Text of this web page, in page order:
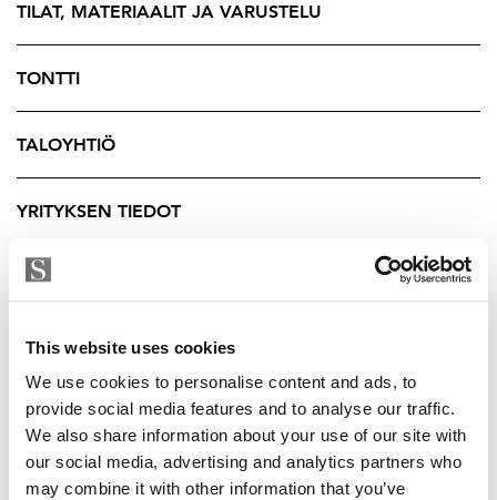
This website uses cookies
We use cookies to personalise content and ads, to
provide social media features and to analyse our traffic.
We also share information about your use of our site with
our social media, advertising and analytics partners who
may combine it with other information that you’ve
aktiiviselle ihmiselle, joka arvostaa luonnon läsnäoloa.
Rauhallisella ja lapsiystävällisellä alueella viihdyt
varmasti.
Kysy lisätietoja välittäjältä.
Tuukka Hakkarainen
Ylempi Kiinteistönvälittäjä, YKV LKV
040 174 3010 – tuukka.hakkarainen@strand.fi
TILAT, MATERIAALIT JA VARUSTELU
TONTTI
TALOYHTIÖ
YRITYKSEN TIEDOT